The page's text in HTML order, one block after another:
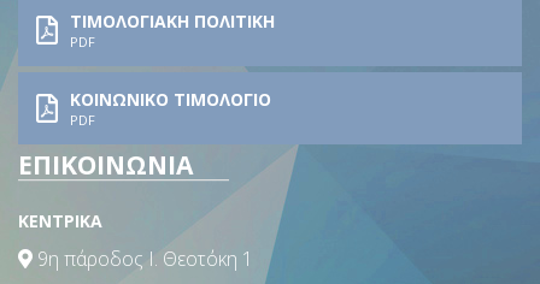
ΤΙΜΟΛΟΓΙΑΚΗ ΠΟΛΙΤΙΚΗ
PDF
ΚΟΙΝΩΝΙΚΟ ΤΙΜΟΛΟΓΙΟ
PDF
ΕΠΙΚΟΙΝΩΝΙΑ
ΚΕΝΤΡΙΚΑ
9η πάροδος Ι. Θεοτόκη 1